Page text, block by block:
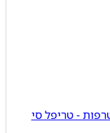
- טריפל סי